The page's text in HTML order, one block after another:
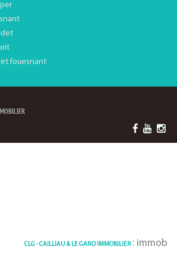
fouesnant
CLG - CAILLIAU & LE GARO IMMOBILIER: immobilier